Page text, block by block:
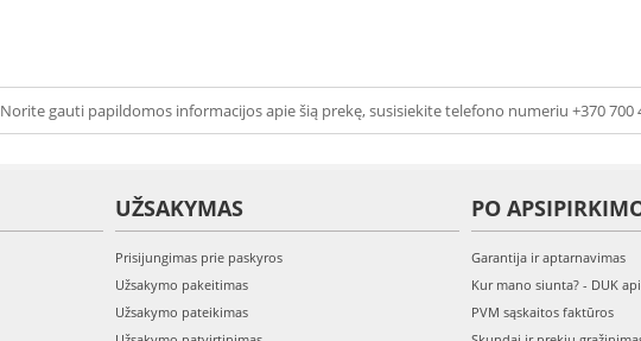
Norite gauti papildomos informacijos apie šią prekę, susisiekite telefono numeriu +370 700
UŽSAKYMAS
Prisijungimas prie paskyros
Užsakymo pakeitimas
Užsakymo pateikimas
PO
Garantija ir aptarnavimas
Kur mano siunta? - DUK
PVM sąskaitos faktūros